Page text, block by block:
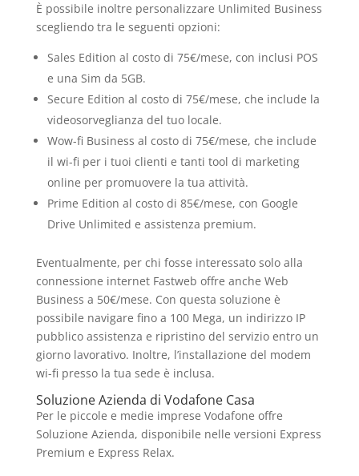
È possibile inoltre personalizzare Unlimited Business
scegliendo tra le seguenti opzioni:
Sales Edition al costo di 75€/mese, con inclusi POS
e una Sim da 5GB.
Secure Edition al costo di 75€/mese, che include la
videosorveglianza del tuo locale.
Wow-fi Business al costo di 75€/mese, che include
il wi-fi per i tuoi clienti e tanti tool di marketing
online per promuovere la tua attività.
Prime Edition al costo di 85€/mese, con Google
Drive Unlimited e assistenza premium.
Eventualmente, per chi fosse interessato solo alla
connessione internet Fastweb offre anche Web
Business a 50€/mese. Con questa soluzione è
possibile navigare fino a 100 Mega, un indirizzo IP
pubblico assistenza e ripristino del servizio entro un
giorno lavorativo. Inoltre, l’installazione del modem
wi-fi presso la tua sede è inclusa.
Soluzione Azienda di Vodafone Casa
Per le piccole e medie imprese Vodafone offre
Soluzione Azienda, disponibile nelle versioni Express
Premium e Express Relax.